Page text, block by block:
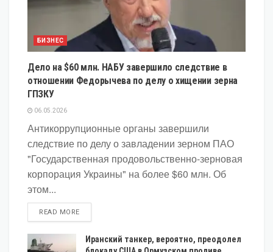
БИЗНЕС
Дело на $60 млн. НАБУ завершило следствие в
отношении Федорычева по делу о хищении зерна
ГПЗКУ
06.05.2026
Антикоррупционные органы завершили
следствие по делу о завладении зерном ПАО
"Государственная продовольственно-зерновая
корпорация Украины" на более $60 млн. Об
этом...
READ MOREDETAILS
Иранский танкер, вероятно, преодолел